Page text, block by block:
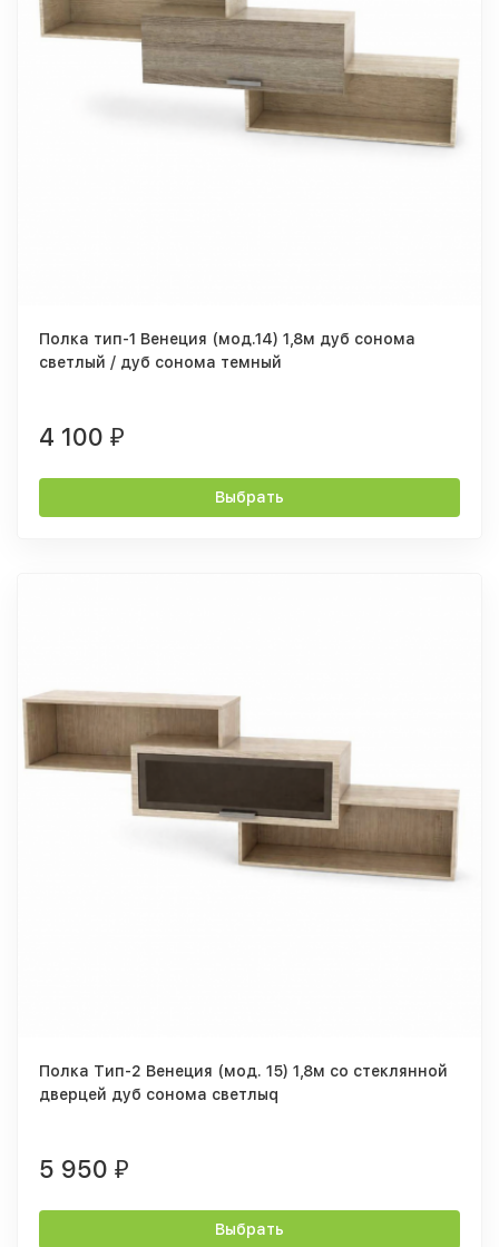
Полка тип-1 Венеция (мод.14) 1,8м дуб сонома
светлый / дуб сонома темный
4 100 ₽
Выбрать
Полка Тип-2 Венеция (мод. 15) 1,8м со стеклянной
дверцей дуб сонома светлыq
5 950 ₽
Выбрать